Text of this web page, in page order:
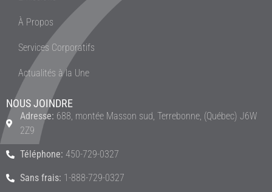
À Propos
Services Corporatifs
Actualités à la Une
NOUS JOINDRE
Adresse: 688, montée Masson sud, Terrebonne, (Québec) J6W
2Z9
Téléphone: 450-729-0327
Sans frais: 1-888-729-0327